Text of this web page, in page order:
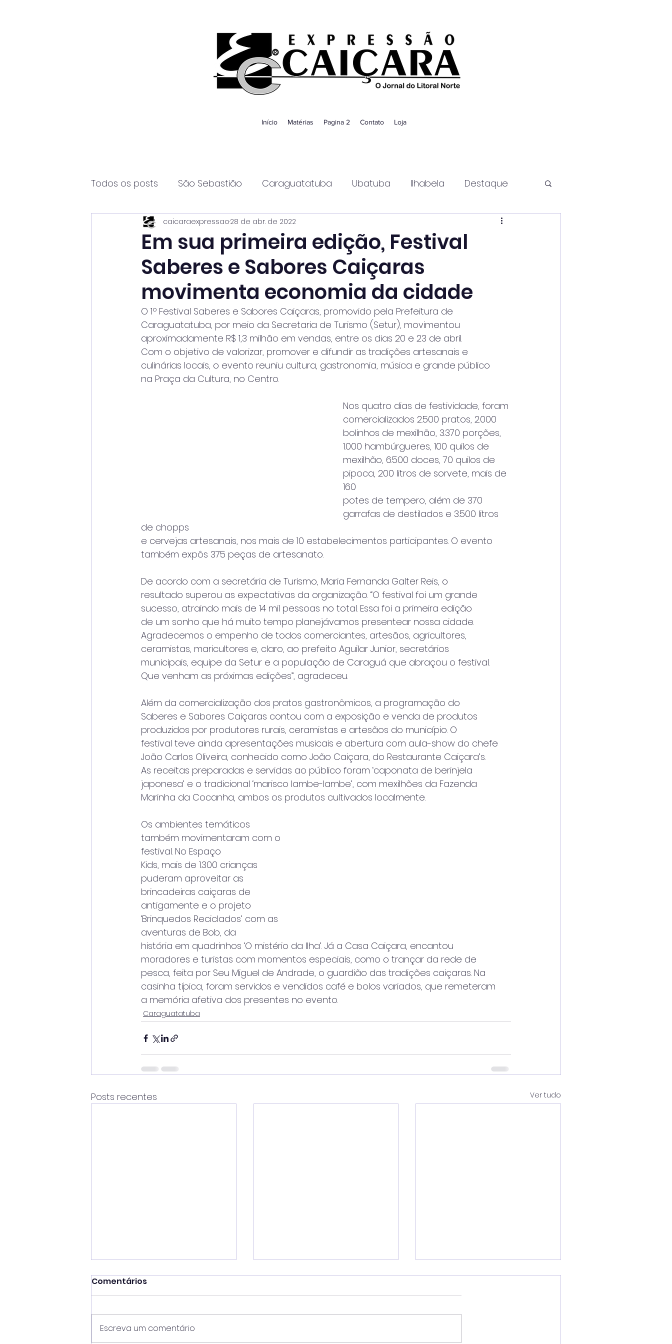
Início Matérias Pagina 2 Contato Loja
Todos os posts São Sebastião Caraguatatuba Ubatuba Ilhabela Destaque
Página2 Itanhaém Guaratinguetá
Em sua primeira edição, Festival
Saberes e Sabores Caiçaras
movimenta economia da cidade
caicaraexpressao28 de abr. de 2022
O 1º Festival Saberes e Sabores Caiçaras, promovido pela Prefeitura de
Caraguatatuba, por meio da Secretaria de Turismo (Setur), movimentou
aproximadamente R$ 1,3 milhão em vendas, entre os dias 20 e 23 de abril.
Com o objetivo de valorizar, promover e difundir as tradições artesanais e
culinárias locais, o evento reuniu cultura, gastronomia, música e grande público
na Praça da Cultura, no Centro.
Nos quatro dias de festividade, foram
comercializados 2.500 pratos, 2.000
bolinhos de mexilhão, 3.370 porções,
1.000 hambúrgueres, 100 quilos de
mexilhão, 6.500 doces, 70 quilos de
pipoca, 200 litros de sorvete, mais de
160
potes de tempero, além de 370
garrafas de destilados e 3.500 litros
de chopps
e cervejas artesanais, nos mais de 10 estabelecimentos participantes. O evento
também expôs 375 peças de artesanato.
De acordo com a secretária de Turismo, Maria Fernanda Galter Reis, o
resultado superou as expectativas da organização. “O festival foi um grande
sucesso, atraindo mais de 14 mil pessoas no total. Essa foi a primeira edição
de um sonho que há muito tempo planejávamos presentear nossa cidade.
Agradecemos o empenho de todos comerciantes, artesãos, agricultores,
ceramistas, maricultores e, claro, ao prefeito Aguilar Junior, secretários
municipais, equipe da Setur e a população de Caraguá que abraçou o festival.
Que venham as próximas edições”, agradeceu.
Além da comercialização dos pratos gastronômicos, a programação do
Saberes e Sabores Caiçaras contou com a exposição e venda de produtos
produzidos por produtores rurais, ceramistas e artesãos do município. O
festival teve ainda apresentações musicais e abertura com aula-show do chefe
João Carlos Oliveira, conhecido como João Caiçara, do Restaurante Caiçara’s.
As receitas preparadas e servidas ao público foram ‘caponata de berinjela
japonesa’ e o tradicional ‘marisco lambe-lambe’, com mexilhões da Fazenda
Marinha da Cocanha, ambos os produtos cultivados localmente.
Os ambientes temáticos
também movimentaram com o
festival. No Espaço
Kids, mais de 1.300 crianças
puderam aproveitar as
brincadeiras caiçaras de
antigamente e o projeto
‘Brinquedos Reciclados’ com as
aventuras de Bob, da
história em quadrinhos ‘O mistério da Ilha’. Já a Casa Caiçara, encantou
moradores e turistas com momentos especiais, como o trançar da rede de
pesca, feita por Seu Miguel de Andrade, o guardião das tradições caiçaras. Na
casinha típica, foram servidos e vendidos café e bolos variados, que remeteram
a memória afetiva dos presentes no evento.
Caraguatatuba
Posts recentes Ver tudo
Comentários
Escreva um comentário